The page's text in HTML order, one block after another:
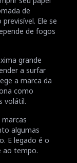
de
Ele se
de fogos
grande
a surfar
a marca da
como
volátil.
algumas
E legado é o
ao tempo.